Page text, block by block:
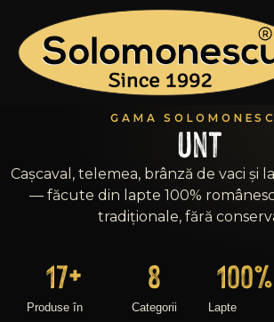
GAMA
unt
Cașcaval, telemea, brânză de vaci și
— făcute din lapte 100%
tradiționale, fără
Produse în
17+
Categorii
8
Lapte
100%